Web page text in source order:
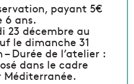
payant 5€
6 ans.
23 décembre au
le dimanche 31
Durée de l’atelier :
dans le cadre
Méditerranée.